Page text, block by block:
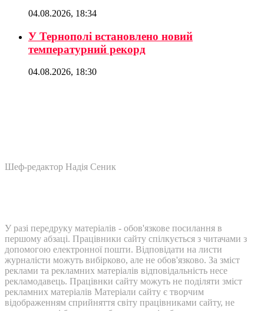
04.08.2026, 18:34
У Тернополі встановлено новий
температурний рекорд
04.08.2026, 18:30
Шеф-редактор Надія Сеник
У разі передруку матеріалів - обов'язкове посилання в
першому абзаці. Працівники сайту спілкується з читачами з
допомогою електронної пошти. Відповідати на листи
журналісти можуть вибірково, але не обов'язково. За зміст
реклами та рекламних матеріалів відповідальність несе
рекламодавець. Працівнки сайту можуть не поділяти зміст
рекламних матеріалів Матеріали сайту є творчим
відображенням сприйняття світу працівниками сайту, не